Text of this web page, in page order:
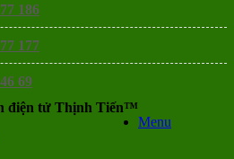
186
177
69
điện tử Thịnh Tiến™
Menu